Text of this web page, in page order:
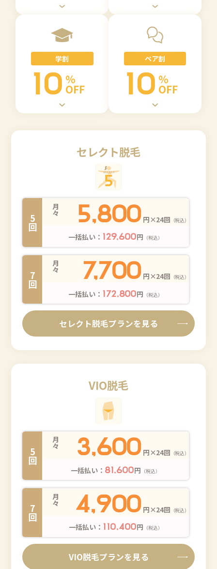
学割
10 %
OFF
ペア割
10 %
OFF
セレクト脱毛
5回
月々 5,800 円×24回 （税込）
一括払い： 129,600円 （税込）
7回
月々 7,700 円×24回 （税込）
一括払い： 172,800円 （税込）
セレクト脱毛プランを見る
VIO脱毛
5回
月々 3,600 円×24回 （税込）
一括払い： 81,600円 （税込）
7回
月々 4,900 円×24回 （税込）
一括払い： 110,400円 （税込）
VIO脱毛プランを見る